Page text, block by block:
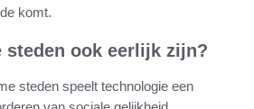
komt.
steden ook eerlijk zijn?
steden speelt technologie een